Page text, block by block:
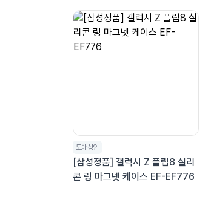
도매상인
[삼성정품] 갤럭시 Z 플립8 실리
콘 링 마그넷 케이스 EF-EF776